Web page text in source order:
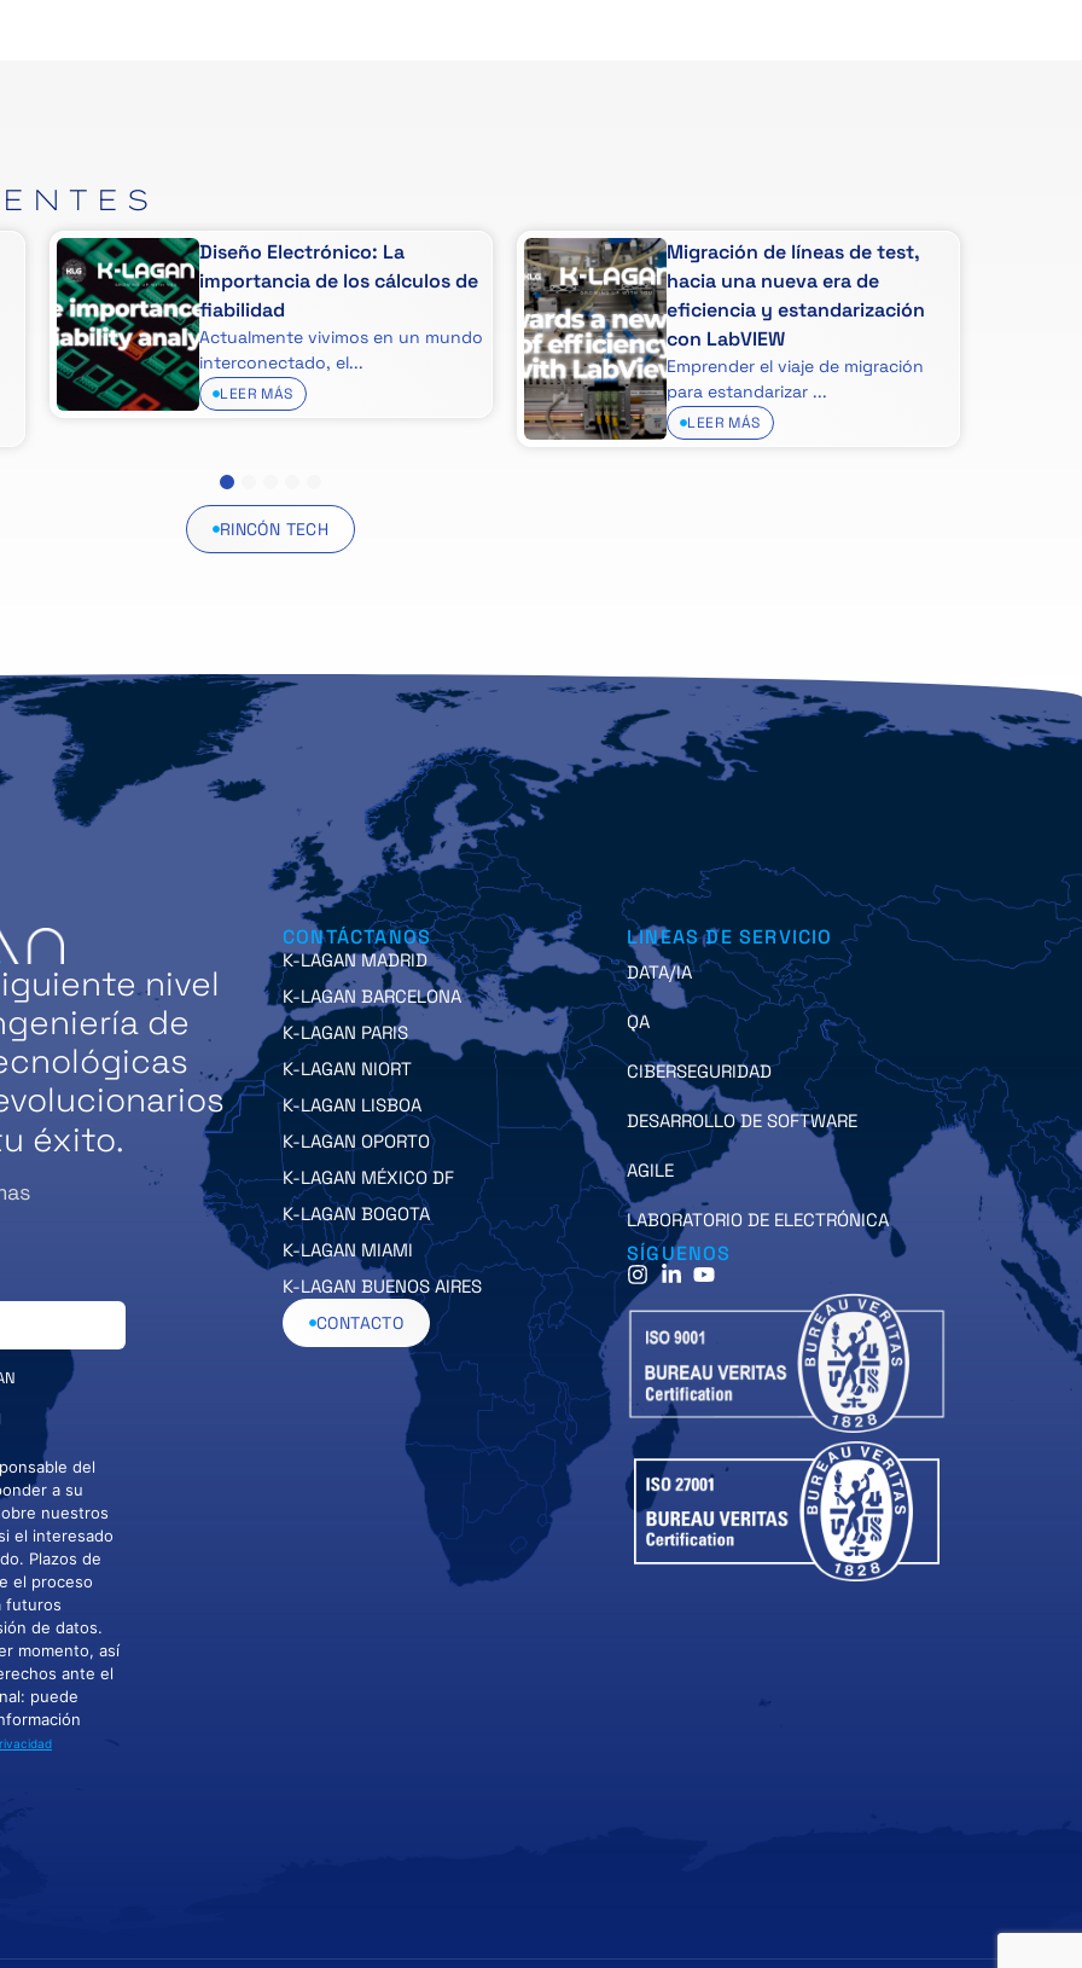
Diseño Electrónico: La
importancia de los cálculos de
fiabilidad
Actualmente vivimos en un mundo
interconectado, el...
LEER MÁS
Migración de líneas de test,
hacia una nueva era de
eficiencia y estandarización
con LabVIEW
Emprender el viaje de migración
para estandarizar ...
LEER MÁS
4
RINCÓN TECH
nivel
de
éxito.
del
a su
nuestros
el interesado
Plazos de
el proceso
futuros
de datos.
momento, así
ante el
puede
CONTÁCTANOS
K-LAGAN MADRID
K-LAGAN BARCELONA
K-LAGAN PARIS
K-LAGAN NIORT
K-LAGAN LISBOA
K-LAGAN OPORTO
K-LAGAN MÉXICO DF
K-LAGAN BOGOTA
K-LAGAN MIAMI
K-LAGAN BUENOS AIRES
CONTACTO
LINEAS DE SERVICIO
DATA/IA
QA
CIBERSEGURIDAD
DESARROLLO DE SOFTWARE
AGILE
LABORATORIO DE ELECTRÓNICA
SÍGUENOS